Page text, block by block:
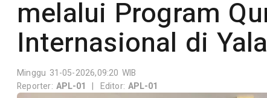
melalui Program
Internasional di
Minggu 31-05-2026,09:20 WIB
Reporter:APL-01 | Editor:APL-01